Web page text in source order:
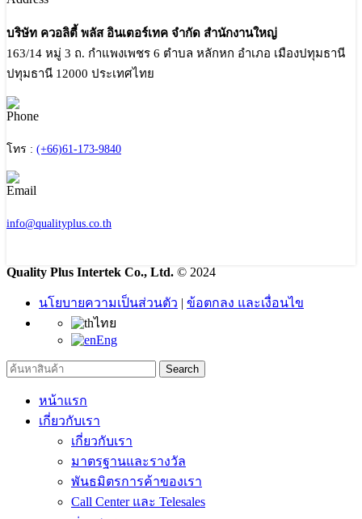
บริษัท ควอลิตี้ พลัส อินเตอร์เทค จำกัด สำนักงานใหญ่
163/14 หมู่ 3 ถ. กำแพงเพชร 6 ตำบล หลักหก อำเภอ เมืองปทุมธานี
ปทุมธานี 12000 ประเทศไทย
โทร : (+66)61-173-9840
info@qualityplus.co.th
Quality Plus Intertek Co., Ltd. © 2024
นโยบายความเป็นส่วนตัว | ข้อตกลง และเงื่อนไข
ไทย
Eng
Search
หน้าแรก
เกี่ยวกับเรา
เกี่ยวกับเรา
มาตรฐานและรางวัล
พันธมิตรการค้าของเรา
Call Center และ Telesales